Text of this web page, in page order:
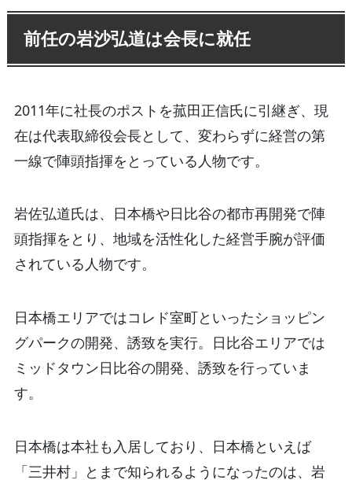
前任の岩沙弘道は会長に就任
2011年に社長のポストを菰田正信氏に引継ぎ、現
在は代表取締役会長として、変わらずに経営の第
一線で陣頭指揮をとっている人物です。
岩佐弘道氏は、日本橋や日比谷の都市再開発で陣
頭指揮をとり、地域を活性化した経営手腕が評価
されている人物です。
日本橋エリアではコレド室町といったショッピン
グパークの開発、誘致を実行。日比谷エリアでは
ミッドタウン日比谷の開発、誘致を行っていま
す。
日本橋は本社も入居しており、日本橋といえば
「三井村」とまで知られるようになったのは、岩